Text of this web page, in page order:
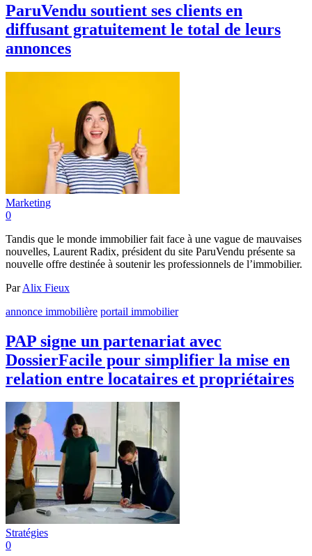
ParuVendu soutient ses clients en
diffusant gratuitement le total de leurs
annonces
Marketing
0
Tandis que le monde immobilier fait face à une vague de mauvaises
nouvelles, Laurent Radix, président du site ParuVendu présente sa
nouvelle offre destinée à soutenir les professionnels de l’immobilier.
ParAlix Fieux
annonce immobilière portail immobilier
PAP signe un partenariat avec
DossierFacile pour simplifier la mise en
relation entre locataires et propriétaires
Stratégies
0